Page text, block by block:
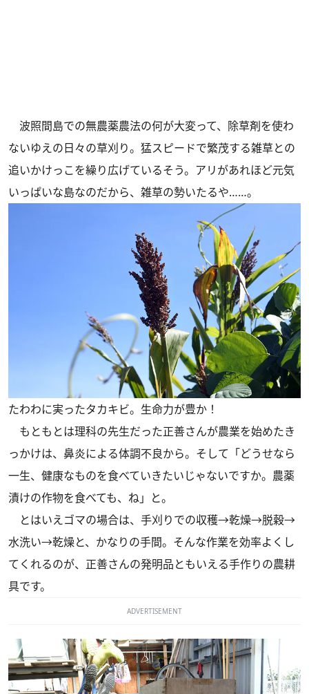
波照間島での無農薬農法の何が大変って、除草剤を使わ
ないゆえの日々の草刈り。猛スピードで繁茂する雑草との
追いかけっこを繰り広げているそう。アリがあれほど元気
いっぱいな島なのだから、雑草の勢いたるや……。
たわわに実ったタカキビ。生命力が豊か！
もともとは理科の先生だった正善さんが農業を始めたき
っかけは、鼻炎による体調不良から。そして「どうせなら
一生、健康なものを食べていきたいじゃないですか。農薬
漬けの作物を食べても、ね」と。
とはいえゴマの場合は、手刈りでの収穫→乾燥→脱穀→
水洗い→乾燥と、かなりの手間。そんな作業を効率よくし
てくれるのが、正善さんの発明品ともいえる手作りの農耕
具です。
ADVERTISEMENT